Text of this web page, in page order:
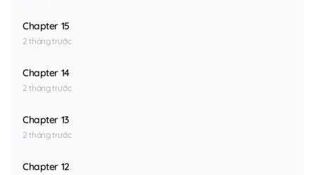
Chapter 15
2 tháng trước
Chapter 14
2 tháng trước
Chapter 13
2 tháng trước
Chapter 12